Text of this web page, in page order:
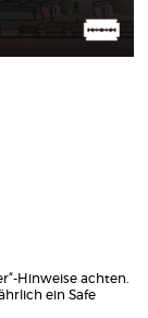
Hinweise achten.
ein Safe